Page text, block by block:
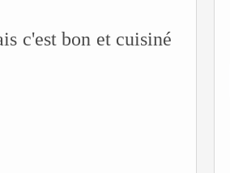
c'est bon et cuisiné